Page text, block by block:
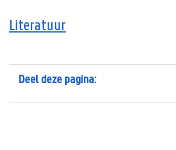
Literatuur
Deel deze pagina: